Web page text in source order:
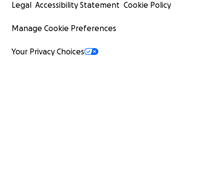
Legal Accessibility Statement Cookie Policy
Manage Cookie Preferences
Your Privacy Choices